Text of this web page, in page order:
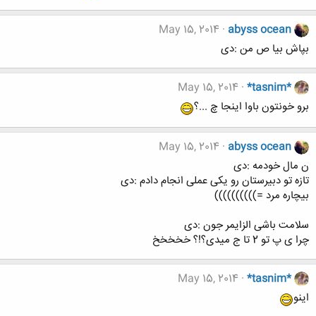
abyss ocean
May 15, 2014
بپاش بیا ص من :دی
*tasnim*
May 15, 2014
برو خونتون باوا اینجا چ ...؟
abyss ocean
May 15, 2014
ن مال خودمه :دی
تازه تو دبیرستان رو یکی عملی انجام دادم :دی
بیچاره مرد =))))))))))
سلامت باشی الزایمر جون :دی
چرا ی پ تو 2 تا ج میدی؟!؟ خخخخخ
*tasnim*
May 15, 2014
اینو